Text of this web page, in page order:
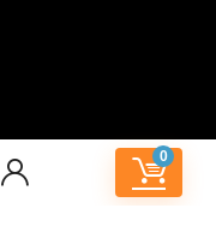
0
Nederland